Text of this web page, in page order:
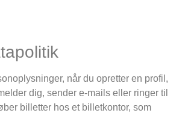
når du opretter en profil,
dig, sender e-mails eller ringer til
billetter hos et billetkontor, som